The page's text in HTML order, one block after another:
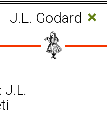
J.L. Godard ×
J.L.